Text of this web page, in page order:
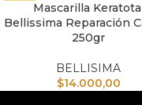
Mascarilla
Bellissima Reparación
250gr
BELLISIMA
$14.000,00